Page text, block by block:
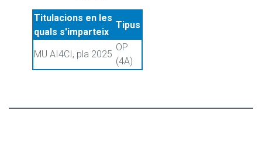
Titulacions en les
quals s'imparteix
Tipus
MU AI4CI, pla 2025
OP
(4A)